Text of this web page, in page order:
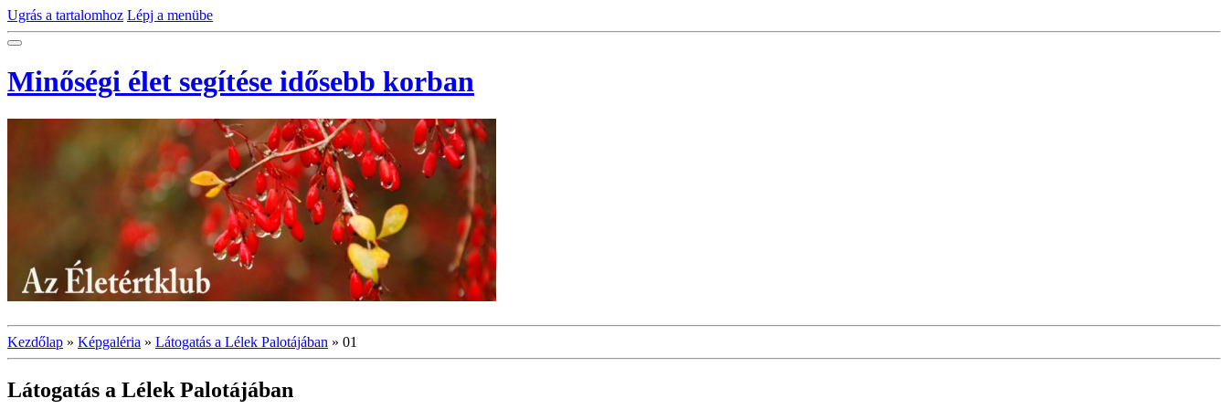
Ugrás a tartalomhoz Lépj a menübe
Minőségi élet segítése idősebb korban
Kezdőlap » Képgaléria » Látogatás a Lélek Palotájában » 01
Látogatás a Lélek Palotájában